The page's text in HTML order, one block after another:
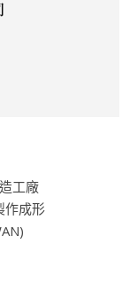
工廠
作成形